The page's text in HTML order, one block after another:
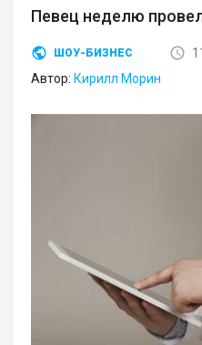
Певец неделю
ШОУ-БИЗНЕС
Автор: Кирилл Морин